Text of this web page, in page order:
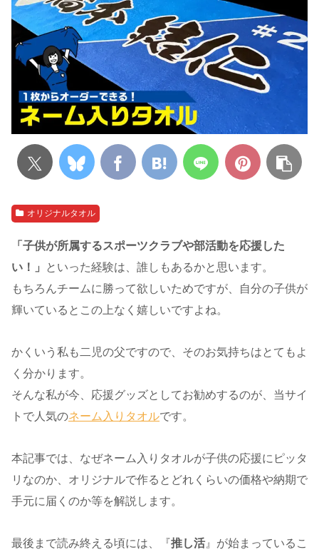
オリジナルタオル
「子供が所属するスポーツクラブや部活動を応援した
い！」
といった経験は、誰しもあるかと思います。
もちろんチームに勝って欲しいためですが、自分の子供が
輝いているとこの上なく嬉しいですよね。
かくいう私も二児の父ですので、そのお気持ちはとてもよ
く分かります。
そんな私が今、応援グッズとしてお勧めするのが、当サイ
トで人気のネーム入りタオルです。
本記事では、なぜネーム入りタオルが子供の応援にピッタ
リなのか、オリジナルで作るとどれくらいの価格や納期で
手元に届くのか等を解説します。
最後まで読み終える頃には、『推し活 』が始まっているこ